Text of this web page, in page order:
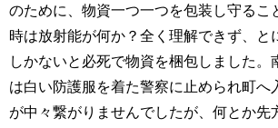
のために、物資一つ一つを包装し守るこ
時は放射能が何か？全く理解できず、と
しかないと必死で物資を梱包しました。
は白い防護服を着た警察に止められ町へ
が中々繋がりませんでしたが、何とか先